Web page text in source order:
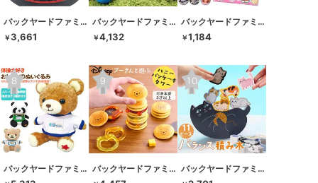
バックヤードファミリー
￥3,661
バックヤードファミリー
￥4,132
バックヤードファミリー
￥1,184
バックヤードファミリー バックヤードファミリー バックヤードファミリー